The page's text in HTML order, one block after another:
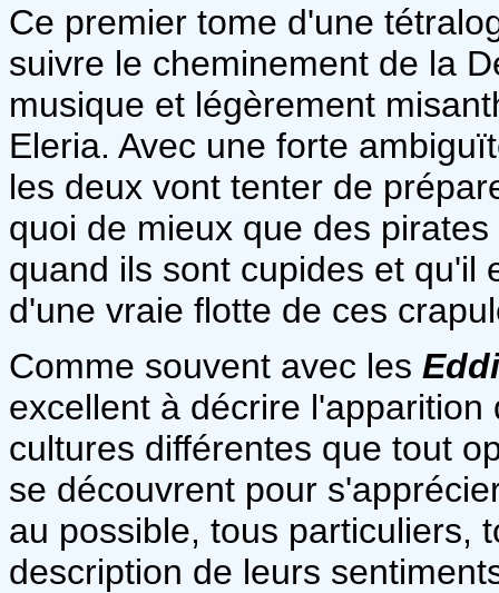
Ce premier tome d'une
suivre le cheminement de la
musique et légèrement
Eleria. Avec une forte
les deux vont tenter de
quoi de mieux que des
quand ils sont cupides et qu'il
d'une vraie flotte de ces
Comme souvent avec les
excellent à décrire
cultures différentes que tout
se découvrent pour
au possible, tous particuliers,
description de leurs